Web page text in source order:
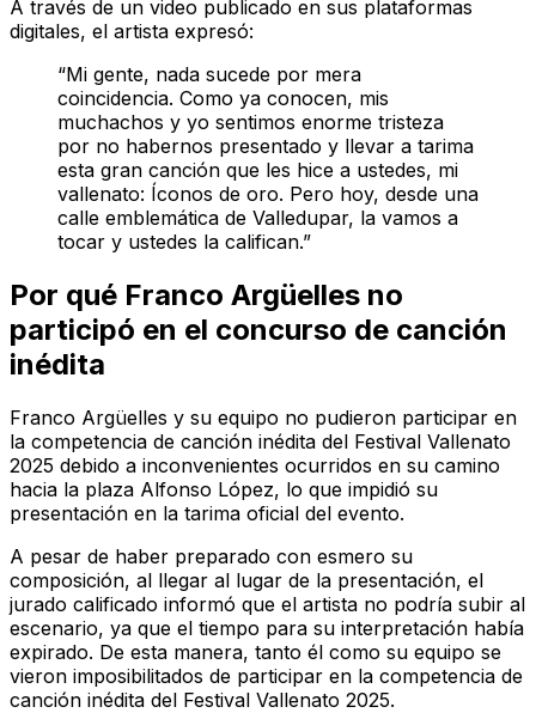
A través de un video publicado en sus plataformas
digitales, el artista expresó:
“Mi gente, nada sucede por mera
coincidencia. Como ya conocen, mis
muchachos y yo sentimos enorme tristeza
por no habernos presentado y llevar a tarima
esta gran canción que les hice a ustedes, mi
vallenato: Íconos de oro. Pero hoy, desde una
calle emblemática de Valledupar, la vamos a
tocar y ustedes la califican.”
Por qué Franco Argüelles no
participó en el concurso de canción
inédita
Franco Argüelles y su equipo no pudieron participar en
la competencia de canción inédita del Festival Vallenato
2025 debido a inconvenientes ocurridos en su camino
hacia la plaza Alfonso López, lo que impidió su
presentación en la tarima oficial del evento.
A pesar de haber preparado con esmero su
composición, al llegar al lugar de la presentación, el
jurado calificado informó que el artista no podría subir al
escenario, ya que el tiempo para su interpretación había
expirado. De esta manera, tanto él como su equipo se
vieron imposibilitados de participar en la competencia de
canción inédita del Festival Vallenato 2025.